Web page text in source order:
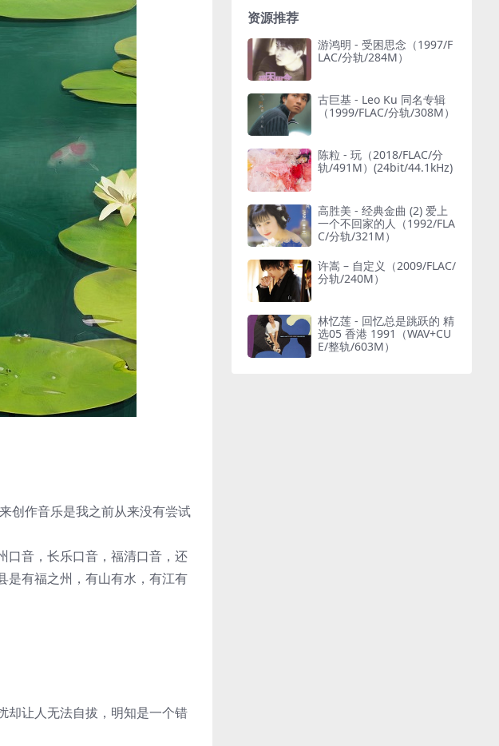
创作音乐是我之前从来没有尝试
口音，长乐口音，福清口音，还
是有福之州，有山有水，有江有
却让人无法自拔，明知是一个错
资源推荐
游鸿明 - 受困思念（1997/F
LAC/分轨/284M）
古巨基 - Leo Ku 同名专辑
（1999/FLAC/分轨/308M）
陈粒 - 玩（2018/FLAC/分
轨/491M）(24bit/44.1kHz)
高胜美 - 经典金曲 (2) 爱上
一个不回家的人（1992/FLA
C/分轨/321M）
许嵩 – 自定义（2009/FLAC/
分轨/240M）
林忆莲 - 回忆总是跳跃的 精
选05 香港 1991（WAV+CU
E/整轨/603M）